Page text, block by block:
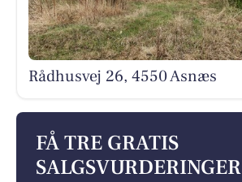
Rådhusvej 26, 4550 Asnæs
FÅ TRE GRATIS
SALGSVURDERINGER